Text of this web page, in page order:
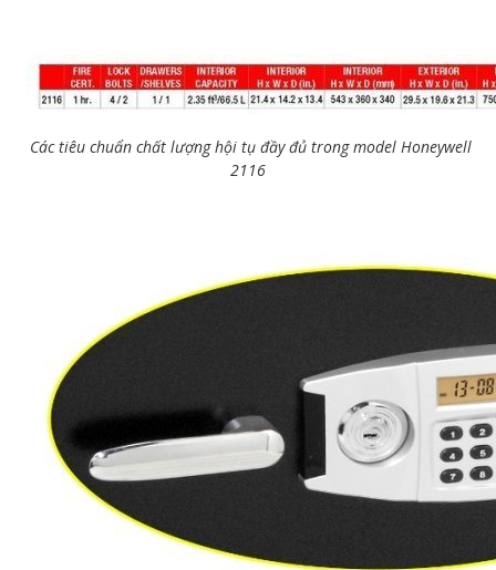
Các tiêu chuẩn chất lượng hội tụ đầy đủ trong model Honeywell
2116